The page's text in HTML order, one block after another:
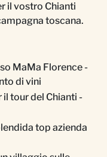
il vostro Chianti
toscana.
MaMa Florence -
di vini
tour del Chianti -
top azienda